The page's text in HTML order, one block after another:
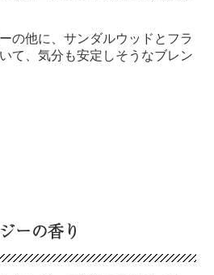
の他に、サンダルウッドとフラ
て、気分も安定しそうなブレン
ーの香り